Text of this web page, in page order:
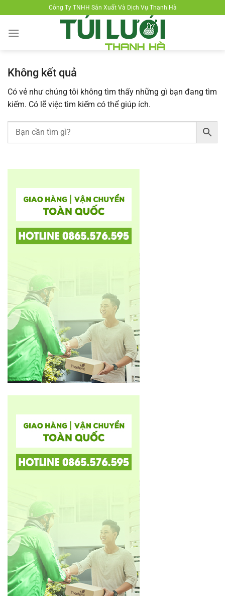
đến
nội
Công Ty TNHH Sản Xuất Và Dịch Vụ Thanh Hà
Không kết quả
Có vẻ như chúng tôi không tìm thấy những gì bạn đang tìm
kiếm. Có lẽ việc tìm kiếm có thể giúp ích.